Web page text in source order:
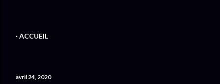
ACCUEIL
avril 24, 2020